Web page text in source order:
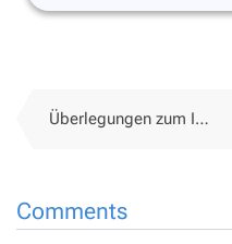
Überlegungen zum ICT-Management an Primarschulen
Comments